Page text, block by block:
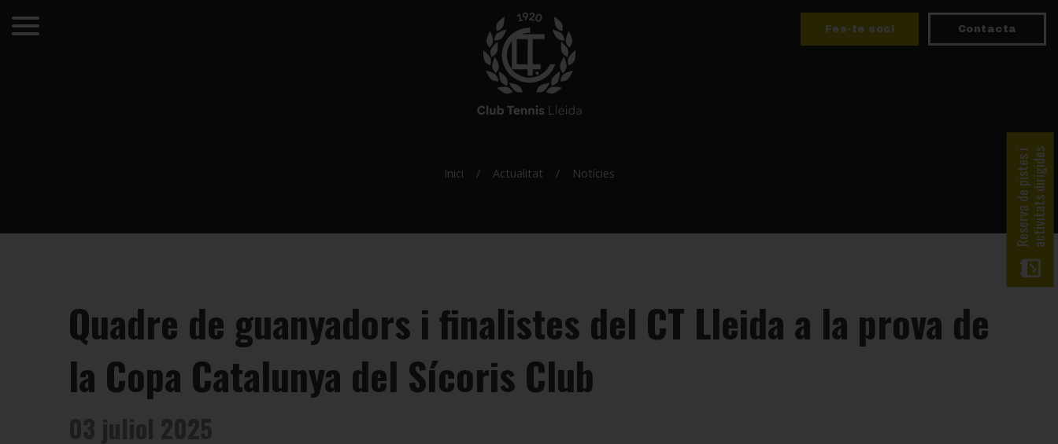
Reserva de pistes iactivitats dirigides
Fes-te soci Contacta
Inici Actualitat Notícies
Quadre de guanyadors i finalistes del CT Lleida a la prova de
la Copa Catalunya del Sícoris Club